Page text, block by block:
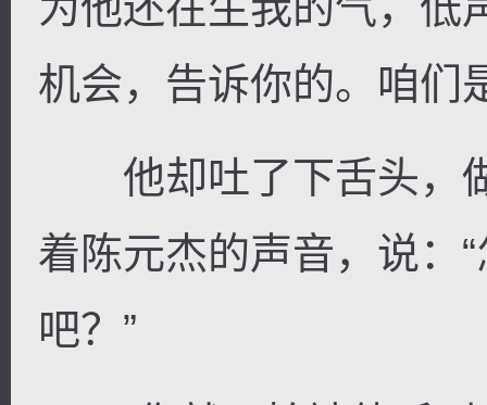
机会，告诉你的。咱们
他却吐了下舌头，
着陈元杰的声音，说：
吧？”